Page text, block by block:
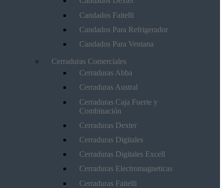
Candados Faitelli
Candados Para Refrigerador
Candados Para Ventana
Cerraduras Comerciales
Cerraduras Abba
Cerraduras Austral
Cerraduras Caja Fuerte y
Combinación
Cerraduras Dexter
Cerraduras Digitales
Cerraduras Digitales Excell
Cerraduras Electromagneticas
Cerraduras Faitelli